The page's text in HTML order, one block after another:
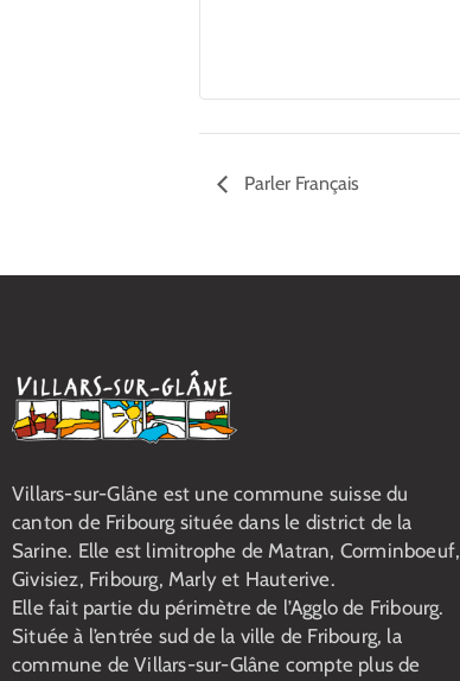
Parler Français
Villars-sur-Glâne est une commune suisse du
canton de Fribourg située dans le district de la
Sarine. Elle est limitrophe de Matran, Corminboeuf,
Givisiez, Fribourg, Marly et Hauterive.
Elle fait partie du périmètre de l’Agglo de Fribourg.
Située à l’entrée sud de la ville de Fribourg, la
commune de Villars-sur-Glâne compte plus de